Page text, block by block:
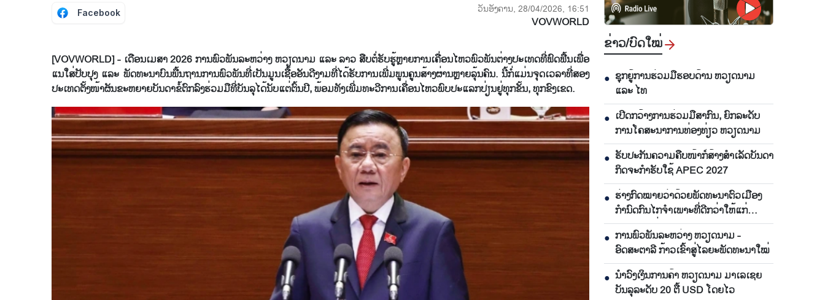
Facebook ວັນອັງຄານ, 28/04/2026, 16:51
VOVWORLD
[VOVWORLD] - ເດືອນ​ເມ​ສາ 2026 ການ​ພົວ​ພັນ​ລະ​ຫວ່າງ ຫວຽດ​ນາມ ແລະ ລາວ ​ສືບ​ຕໍ່​ຮັບຮູ້ຫຼາຍ​ການ​ເຄື່ອນ​ໄຫວ​ພົວພັນ​ຕ່າງປະເທດ​ທີ່​ຟົດ​ຟື້ນ​ເພື່ອ​
ແນ​ໃສ່​ປັບ​ປຸງ ແລະ ພັດ​ທະ​ນາ​ບົນ​ພື້ນ​ຖານ​ການ​ພົວ​ພັນ​ທີ່​ເປັນ​ມູນ​ເຊື້ອ​ອັນ​ດີ​ງາມ​ທີ່​ໄດ້​ຮັບ​ການ​ເພີ່ມ​ພູນ​ຄູນ​ສ້າງຜ່ານ​ຫຼາຍ​ລຸ້ນ​ຄົນ. ນີ້​ກໍ່​ແມ່​ນ​ຈຸດ​ເວ​ລາ​ທີ່ສອງ​
ປະ​ເທດ​ຕັ້ງ​ໜ້າ​ຜັນ​ຂະ​ຫຍາຍ​ບັນ​ດາ​ຂໍ້​ຕົກ​ລົງ​ຮ່ວມ​ມື​ທີ່​ບັນ​ລຸ​ໄດ້​ນັບ​ແຕ່​ຕົ້ນ​ປີ, ພ້ອມ​ທັງ​ເພີ່ມ​ທະ​ວີ​ການ​ເຄື່ອນ​ໄຫວ​ພົບ​ປະ​ແລກ​ປ່ຽນຢູ່​ທຸກ​ຂັ້ນ, ທຸກ​ຂົງ​ເຂດ.
ຂ່າວ/ບົດ​ໃໝ່
● ຊຸກຍູ້ການຮ່ວມມືຮອບດ້ານ ຫວຽດນາມ
ແລະ ໄທ
● ເປີດກວ້າງການຮ່ວມມືສາກົນ, ຍົກລະດັບ
ການໂຄສະນາການທ່ອງທ່ຽວ ຫວຽດນາມ
● ຮັບປະກັນຄວາມຄືບໜ້າກໍ່ສ້າງສຳເລັດບັນດາ
ກິດຈະກຳຮັບໃຊ້ APEC 2027
● ຮ່າງກົດໝາຍວ່າດ້ວຍພັດທະນາຕົວເມືອງ
ກຳນົດກົນໄກຈຳເພາະທີ່ດີກວ່າໃຫ້ແກ່
ນະຄອນ ໂຮ່ຈີມິນ
● ການພົວພັນລະຫວ່າງ ຫວຽດນາມ -
ອົດສະຕາລີ ກ້າວເຂົ້າສູ່ໄລຍະພັດທະນາໃໝ່
● ນຳ​ວົງ​ເງິນ​ການ​ຄ້າ ຫວຽດ​ນາມ ມາ​ເລ​ເຊຍ​
ບັນ​ລຸ​ລະ​ດັບ 20 ຕື້ USD ໂດຍ​ໄວ